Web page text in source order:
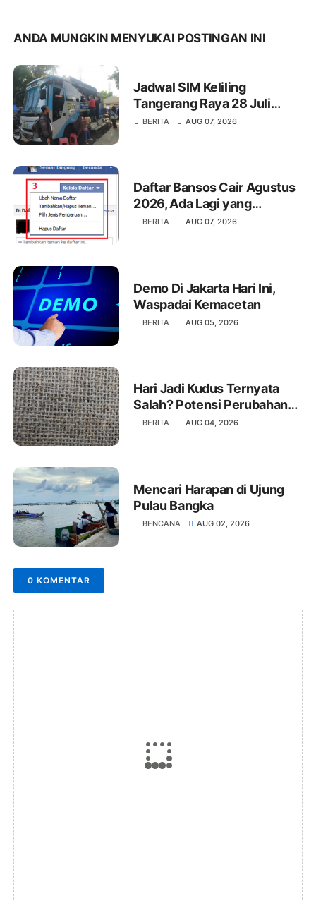
ANDA MUNGKIN MENYUKAI POSTINGAN INI
Jadwal SIM Keliling
Tangerang Raya 28 Juli
2026: Syarat dan Lokasi
BERITA AUG 07, 2026
Daftar Bansos Cair Agustus
2026, Ada Lagi yang
Dibagikan Khusus Bulan Ini
BERITA AUG 07, 2026
Demo Di Jakarta Hari Ini,
Waspadai Kemacetan
BERITA AUG 05, 2026
Hari Jadi Kudus Ternyata
Salah? Potensi Perubahan
Setiap Tahun
BERITA AUG 04, 2026
Mencari Harapan di Ujung
Pulau Bangka
BENCANA AUG 02, 2026
0 KOMENTAR